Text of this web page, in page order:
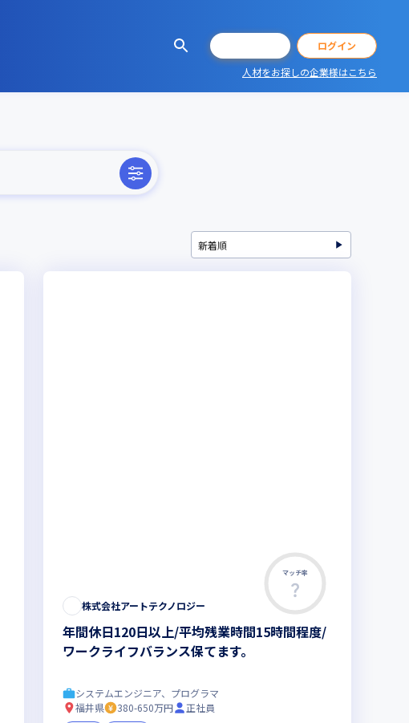
ログイン
人材をお探しの企業様はこちら
マッチ率
株式会社アートテクノロジー
年間休日120日以上/平均残業時間15時間程度/
ワークライフバランス保てます。
システムエンジニア、プログラマ
福井県
380-650万円
正社員